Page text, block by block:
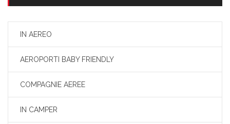
IN AEREO
AEROPORTI BABY FRIENDLY
COMPAGNIE AEREE
IN CAMPER